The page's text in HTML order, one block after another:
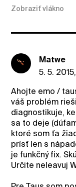
Zobraziť vlákno
Matwe
5. 5.
Ahojte emo /
váš problém
diagnostikuje,
sa to deje
ktoré som ťa
prísť len s
je funkčný fix.
Určite neleavuj